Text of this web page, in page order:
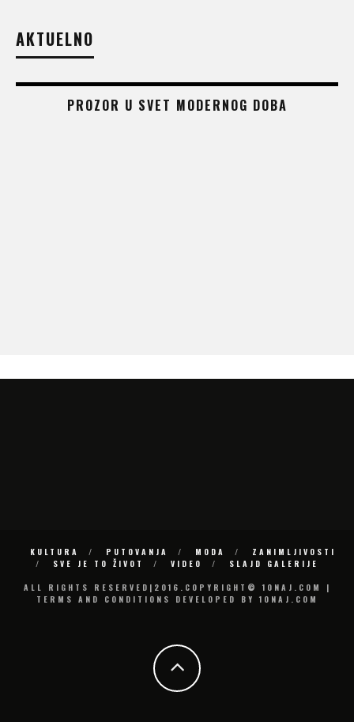
AKTUELNO
PROZOR U SVET MODERNOG DOBA
KULTURA PUTOVANJA MODA
ZANIMLJIVOSTI
SVE JE TO ŽIVOT
VIDEO
SLAJD GALERIJE
ALL RIGHTS RESERVED|2016.COPYRIGHT© 10NAJ.COM |
TERMS AND CONDITIONS DEVELOPED BY 10NAJ.COM